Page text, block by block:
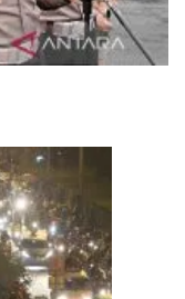
personel